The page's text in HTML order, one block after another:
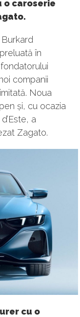
o caroserie
în
fondatorului
companii
Noua
și, cu ocazia
a
Zagato.
cu o